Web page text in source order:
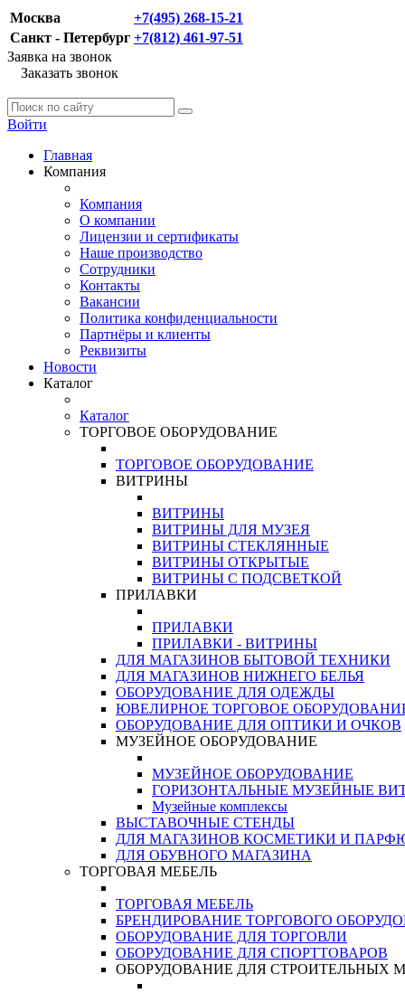
Москва
+7(495) 268-15-21
Санкт - Петербург +7(812) 461-97-51
Заявка на звонок
Заказать звонок
Войти
Главная
Компания
Компания
О компании
Лицензии и сертификаты
Наше производство
Сотрудники
Контакты
Вакансии
Политика конфиденциальности
Партнёры и клиенты
Реквизиты
Новости
Каталог
Каталог
ТОРГОВОЕ ОБОРУДОВАНИЕ
ТОРГОВОЕ ОБОРУДОВАНИЕ
ВИТРИНЫ
ВИТРИНЫ
ВИТРИНЫ ДЛЯ МУЗЕЯ
ВИТРИНЫ СТЕКЛЯННЫЕ
ВИТРИНЫ ОТКРЫТЫЕ
ВИТРИНЫ С ПОДСВЕТКОЙ
ПРИЛАВКИ
ПРИЛАВКИ
ПРИЛАВКИ - ВИТРИНЫ
ДЛЯ МАГАЗИНОВ БЫТОВОЙ ТЕХНИКИ
ДЛЯ МАГАЗИНОВ НИЖНЕГО БЕЛЬЯ
ОБОРУДОВАНИЕ ДЛЯ ОДЕЖДЫ
ЮВЕЛИРНОЕ ТОРГОВОЕ
ОБОРУДОВАНИЕ ДЛЯ ОПТИКИ И ОЧКОВ
МУЗЕЙНОЕ ОБОРУДОВАНИЕ
МУЗЕЙНОЕ ОБОРУДОВАНИЕ
ГОРИЗОНТАЛЬНЫЕ МУЗЕЙНЫЕ
Музейные комплексы
ВЫСТАВОЧНЫЕ СТЕНДЫ
ДЛЯ МАГАЗИНОВ КОСМЕТИКИ И
ДЛЯ ОБУВНОГО МАГАЗИНА
ТОРГОВАЯ МЕБЕЛЬ
ТОРГОВАЯ МЕБЕЛЬ
БРЕНДИРОВАНИЕ ТОРГОВОГО
ОБОРУДОВАНИЕ ДЛЯ ТОРГОВЛИ
ОБОРУДОВАНИЕ ДЛЯ СПОРТТОВАРОВ
ОБОРУДОВАНИЕ ДЛЯ СТРОИТЕЛЬНЫХ